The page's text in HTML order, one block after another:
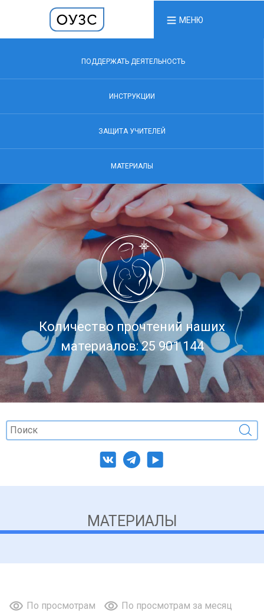
МЕНЮ
ПОДДЕРЖАТЬ ДЕЯТЕЛЬНОСТЬ
ИНСТРУКЦИИ
ЗАЩИТА УЧИТЕЛЕЙ
МАТЕРИАЛЫ
Количество прочтений наших
материалов: 25 901 144
МАТЕРИАЛЫ
По просмотрам
По просмотрам за месяц